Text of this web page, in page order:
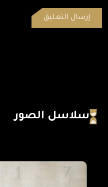
سلاسل الصور